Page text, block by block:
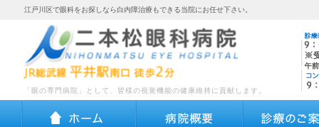
江戸川区で眼科をお探しなら白内障治療もできる当院にお任せ下さい。
「眼の専門病院」として、皆様の視覚機能の健康維持に貢献します。